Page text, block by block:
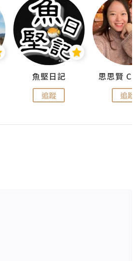
魚堅日記
追蹤 追蹤